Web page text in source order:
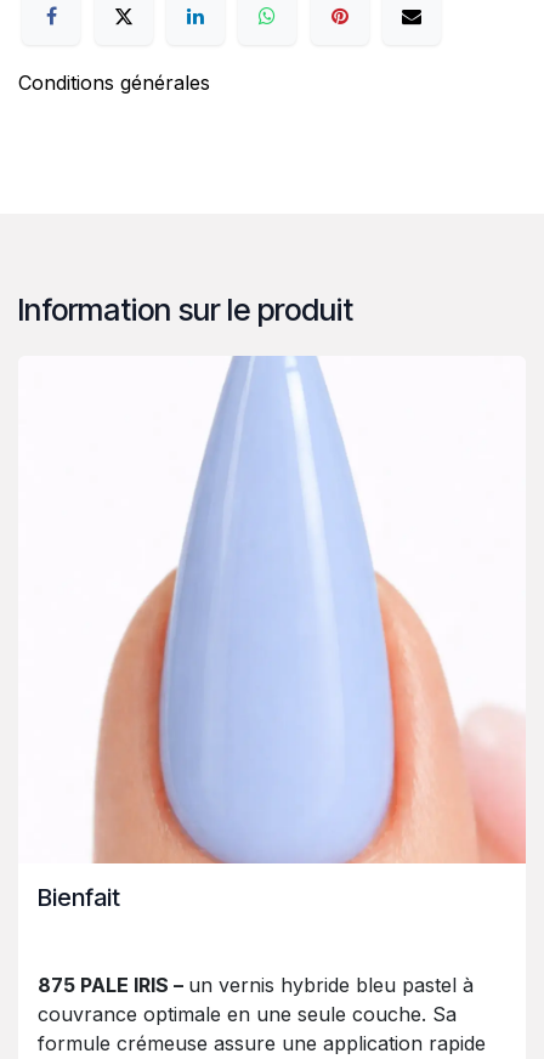
Conditions générales
Information sur le produit
Bienfait
875 PALE IRIS – un vernis hybride bleu pastel à
couvrance optimale en une seule couche. Sa
formule crémeuse assure une application rapide